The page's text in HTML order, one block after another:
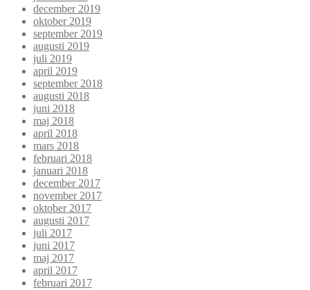
december 2019
oktober 2019
september 2019
augusti 2019
juli 2019
april 2019
september 2018
augusti 2018
juni 2018
maj 2018
april 2018
mars 2018
februari 2018
januari 2018
december 2017
november 2017
oktober 2017
augusti 2017
juli 2017
juni 2017
maj 2017
april 2017
februari 2017